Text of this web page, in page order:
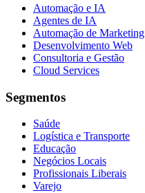
Automação e IA
Agentes de IA
Automação de Marketing
Desenvolvimento Web
Consultoria e Gestão
Cloud Services
Segmentos
Saúde
Logística e Transporte
Educação
Negócios Locais
Profissionais Liberais
Varejo